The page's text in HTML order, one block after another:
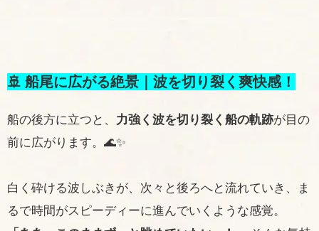
🚢 船尾に広がる絶景｜波を切り裂く爽快感！
船の後方に立つと、 力強く波を切り裂く船の軌跡が目の
前に広がります。🌊✨
白く砕ける波しぶきが、次々と後ろへと流れていき、ま
るで時間がスピーディーに進んでいくような感覚。